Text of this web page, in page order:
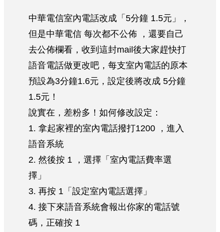
中華電信室內電話改成「5分鐘 1.5元」，
但是中華電信 每次都不公佈 ，還要自己
去公佈欄看，收到這封mail後大家趕快打
語音電話做更改吧，每支室內電話的原本
預設為3分鐘1.6元，設定後將改成 5分鐘
1.5元！
說實在，差粉多！如何修改設定：
1. 拿起家裡的室內電話撥打1200 ，進入
語音系統
2. 然後按 1 ，選擇「室內電話費率選
擇」
3. 再按 1「設定室內電話選擇」
4. 接下來語音系統會報出你家的電話號
碼，正確按 1